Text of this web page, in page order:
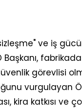
ve iş
görevlisi
vurgulayan
kira katkısı ve